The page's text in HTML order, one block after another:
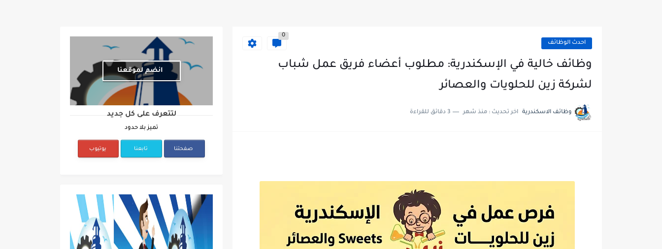
احدث الوظائف
0
وظائف خالية في الإسكندرية: مطلوب أعضاء فريق عمل شباب
لشركة زين للحلويات والعصائر
وظائف الاسكندرية اخر تحديث : منذ شهر 3 دقائق للقراءة
انضم لموقعنا
لتتعرف على كل جديد
تميز بلا حدود
صفحتنا تابعنا يوتيوب